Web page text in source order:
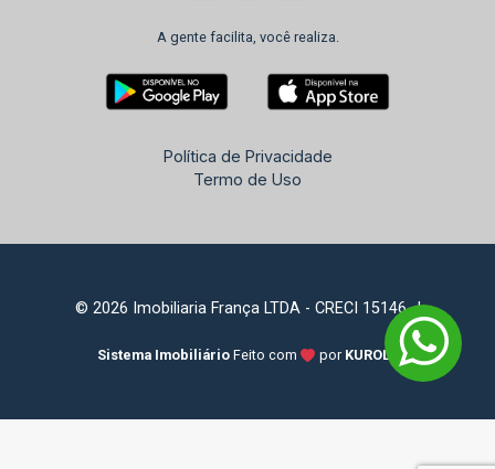
A gente facilita, você realiza.
Política de Privacidade
Termo de Uso
© 2026 Imobiliaria França LTDA - CRECI 15146-J
Sistema Imobiliário Feito com por KUROLE